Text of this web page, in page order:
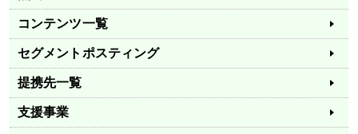
コンテンツ一覧
セグメントポスティング
提携先一覧
支援事業